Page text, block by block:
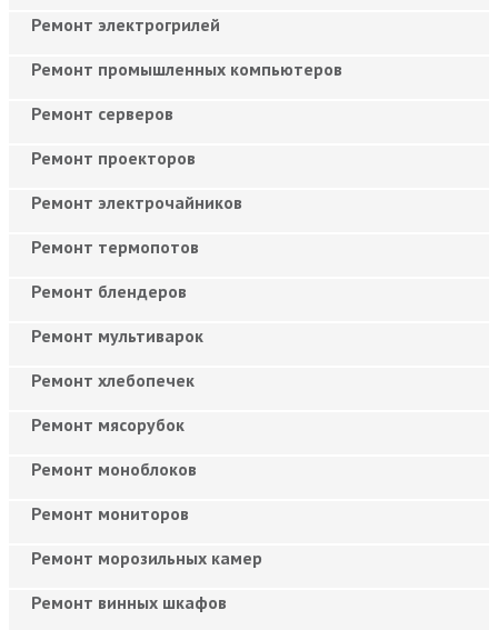
Ремонт электрогрилей
Ремонт промышленных компьютеров
Ремонт серверов
Ремонт проекторов
Ремонт электрочайников
Ремонт термопотов
Ремонт блендеров
Ремонт мультиварок
Ремонт хлебопечек
Ремонт мясорубок
Ремонт моноблоков
Ремонт мониторов
Ремонт морозильных камер
Ремонт винных шкафов